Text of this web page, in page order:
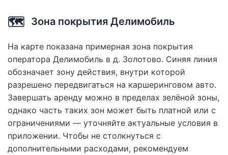
🗺️ Зона покрытия Делимобиль
На карте показана примерная зона покрытия
оператора Делимобиль в д. Золотово. Синяя линия
обозначает зону действия, внутри которой
разрешено передвигаться на каршеринговом авто.
Завершать аренду можно в пределах зелёной зоны,
однако часть таких зон может быть платной или с
ограничениями — уточняйте актуальные условия в
приложении. Чтобы не столкнуться с
дополнительными расходами, рекомендуем